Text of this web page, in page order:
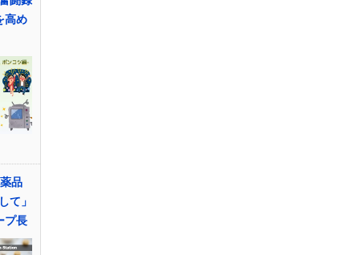
高め
品
て」
プ長